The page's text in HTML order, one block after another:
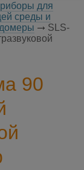
для
среды и
SLS-
90